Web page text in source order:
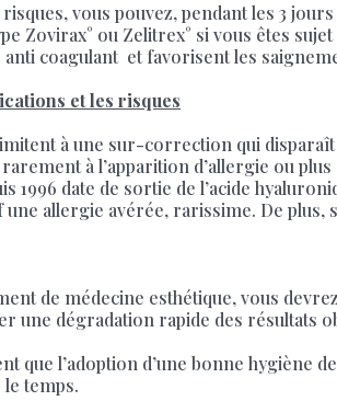
vous pouvez, pendant les 3
Zovirax° ou Zelitrex° si vous êtes
anti coagulant et favorisent les
et les risques
à une sur-correction qui
à l’apparition d’allergie ou
1996 date de sortie de l’acide
une allergie avérée, rarissime. De plus,
de médecine esthétique, vous
une dégradation rapide des résultats
que l’adoption d’une bonne hygiène
temps.